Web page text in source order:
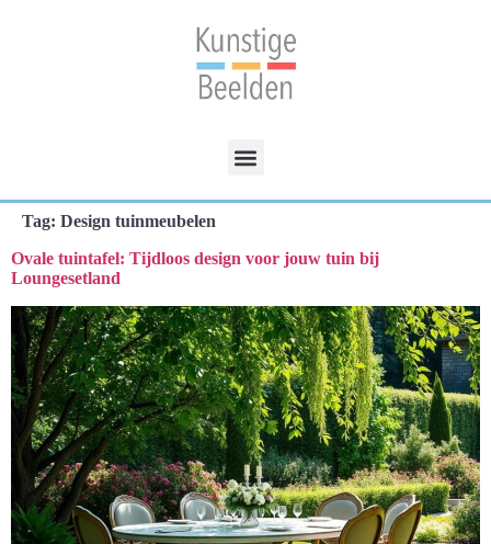
Tag: Design tuinmeubelen
Ovale tuintafel: Tijdloos design voor jouw tuin bij
Loungesetland